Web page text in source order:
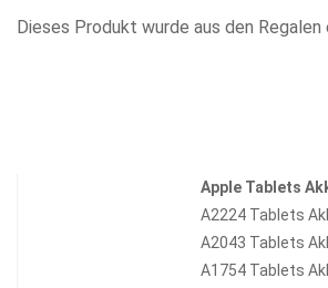
Dieses Produkt wurde aus den
Apple Tablets
A2224 Tablets
A2043 Tablets
A1754 Tablets